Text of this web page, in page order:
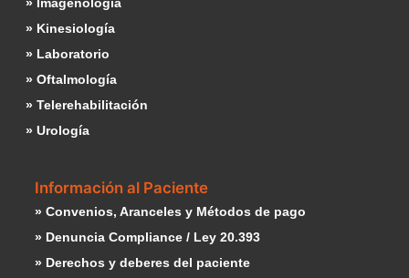
» Imagenología
» Kinesiología
» Laboratorio
» Oftalmología
» Telerehabilitación
» Urología
Información al Paciente
» Convenios, Aranceles y Métodos de pago
» Denuncia Compliance / Ley 20.393
» Derechos y deberes del paciente